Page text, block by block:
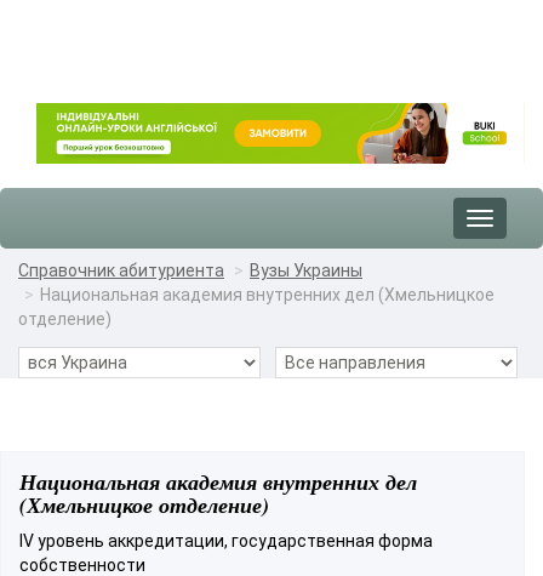
Toggle
Справочник абитуриента
Вузы Украины
Национальная академия внутренних дел (Хмельницкое
отделение)
Национальная академия внутренних дел
(Хмельницкое отделение)
ІV уровень аккредитации, государственная форма
собственности